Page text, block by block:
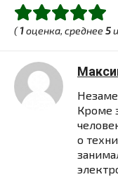
(1оценка, среднее5
Кроме
о